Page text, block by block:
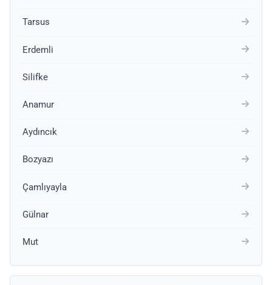
Tarsus
Erdemli
Silifke
Anamur
Aydıncık
Bozyazı
Çamlıyayla
Gülnar
Mut